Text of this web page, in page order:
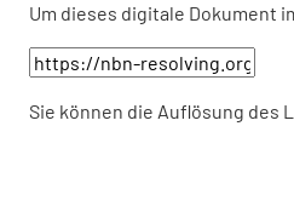
Um dieses digitale Dokument
Sie können die Auflösung des